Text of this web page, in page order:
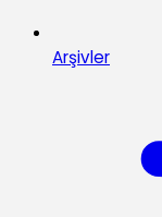
Arşivler